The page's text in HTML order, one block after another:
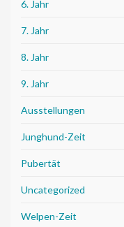
6. Jahr
7. Jahr
8. Jahr
9. Jahr
Ausstellungen
Junghund-Zeit
Pubertät
Uncategorized
Welpen-Zeit